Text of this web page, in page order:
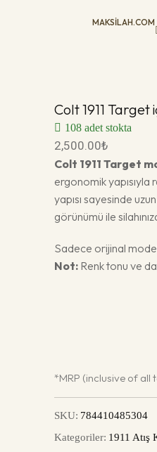
MAKSILAH.COM
Colt 1911 Target
108 adet stokta
2,500.00₺
Colt 1911 Target
ergonomik yapısıyla
yapısı sayesinde
görünümü ile
Sadece orijinal
Not: Renk tonu ve
*MRP (inclusive of all
SKU: 784410485304
Kategoriler: 1911 Atış